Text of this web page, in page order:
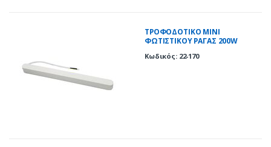
ΤΡΟΦΟΔΟΤΙΚΟ ΜΙΝΙ
ΦΩΤΙΣΤΙΚΟΥ ΡΑΓΑΣ 200W
Κωδικός: 22-170